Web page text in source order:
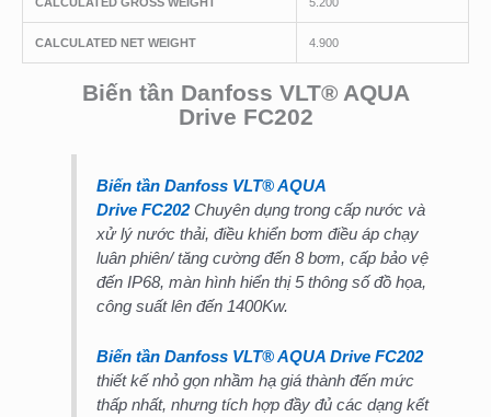
CALCULATED NET WEIGHT 4.900
Biến tần Danfoss VLT® AQUA
Drive FC202
Biến tần Danfoss VLT® AQUA
Drive FC202Chuyên dụng trong cấp nước và
xử lý nước thải, điều khiển bơm điều áp chạy
luân phiên/ tăng cường đến 8 bơm, cấp bảo vệ
đến IP68, màn hình hiển thị 5 thông số đồ họa,
công suất lên đến 1400Kw.
Biến tần Danfoss VLT® AQUA Drive FC202
thiết kế nhỏ gọn nhầm hạ giá thành đến mức
thấp nhất, nhưng tích hợp đầy đủ các dạng kết